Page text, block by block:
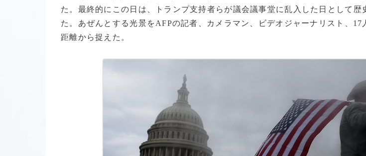
た。最終的にこの日は、トランプ支持者らが議会議事堂に乱入した日として歴
た。あぜんとする光景をAFPの記者、カメラマン、ビデオジャーナリスト、17
距離から捉えた。